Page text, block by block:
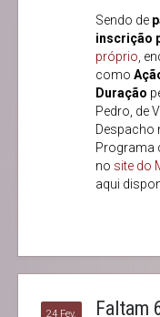
Sendo de
inscrição
próprio ,
como
Duração
Pedro, de
Despacho
Programa
no site do
aqui
24 Fev.
Faltam